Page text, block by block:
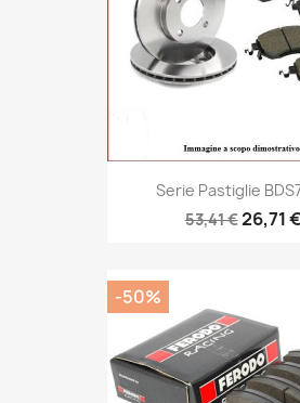
Serie Pastiglie
53,41 €26,71 €
-50%